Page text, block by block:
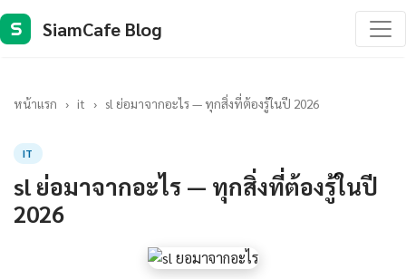
S SiamCafe Blog
หน้าแรก › it › sl ย่อมาจากอะไร — ทุกสิ่งที่ต้องรู้ในปี 2026
IT
sl ย่อมาจากอะไร — ทุกสิ่งที่ต้องรู้ในปี
2026